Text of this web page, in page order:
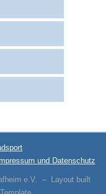
Impressum und Datenschutz
e.V. – Layout built